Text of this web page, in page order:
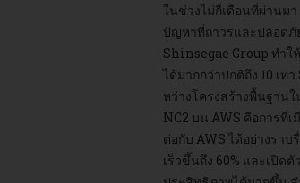
ในช่วงไม่กี่เดือนที่ผ่านม
ปัญหาที่ถาวรและปลอดภั
Shinsegae Group ทำใ
ได้มากกว่าปกติถึง 10 เ
หว่างโครงสร้างพื้นฐาน
NC2 บน AWS คือการที่
ต่อกับ AWS ได้อย่างร
เร็วขึ้นถึง 60% และเปิด